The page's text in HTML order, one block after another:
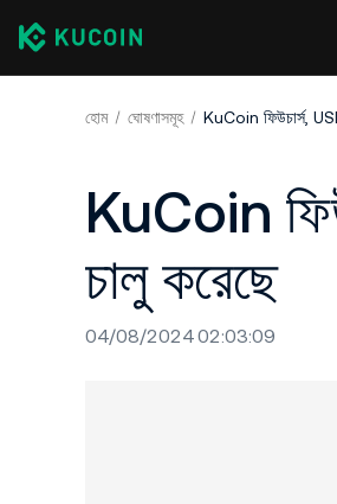
হোম ঘোষণাসমূহ KuCoin ফিউচার্স,
KuCoin
চালু করেছে
04/08/2024 02:03:09